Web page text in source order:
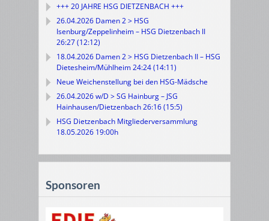
+++ 20 JAHRE HSG DIETZENBACH +++
26.04.2026 Damen 2 > HSG
Isenburg/Zeppelinheim – HSG Dietzenbach II
26:27 (12:12)
18.04.2026 Damen 2 > HSG Dietzenbach II – HSG
Dietesheim/Mühlheim 24:24 (14:11)
Neue Weichenstellung bei den HSG-Mädsche
26.04.2026 w/D > SG Hainburg – JSG
Hainhausen/Dietzenbach 26:16 (15:5)
HSG Dietzenbach Mitgliederversammlung
18.05.2026 19:00h
Sponsoren